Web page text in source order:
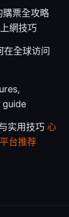
票全攻略
網技巧
在全球访问
guide
实用技巧 心
台推荐